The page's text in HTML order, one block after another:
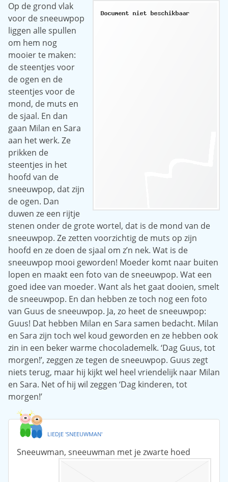
Op de grond vlak
voor de sneeuwpop
liggen alle spullen
om hem nog
mooier te maken:
de steentjes voor
de ogen en de
steentjes voor de
mond, de muts en
de sjaal. En dan
gaan Milan en Sara
aan het werk. Ze
prikken de
steentjes in het
hoofd van de
sneeuwpop, dat zijn
de ogen. Dan
duwen ze een rijtje
stenen onder de grote wortel, dat is de mond van de
sneeuwpop. Ze zetten voorzichtig de muts op zijn
hoofd en ze doen de sjaal om z’n nek. Wat is de
sneeuwpop mooi geworden! Moeder komt naar buiten
lopen en maakt een foto van de sneeuwpop. Wat een
goed idee van moeder. Want als het gaat dooien, smelt
de sneeuwpop. En dan hebben ze toch nog een foto
van Guus de sneeuwpop. Ja, zo heet de sneeuwpop:
Guus! Dat hebben Milan en Sara samen bedacht. Milan
en Sara zijn toch wel koud geworden en ze hebben ook
zin in een beker warme chocolademelk. ‘Dag Guus, tot
morgen!’, zeggen ze tegen de sneeuwpop. Guus zegt
niets terug, maar hij kijkt wel heel vriendelijk naar Milan
en Sara. Net of hij wil zeggen ‘Dag kinderen, tot
morgen!’
LIEDJE 'SNEEUWMAN'
Sneeuwman, sneeuwman met je zwarte hoed